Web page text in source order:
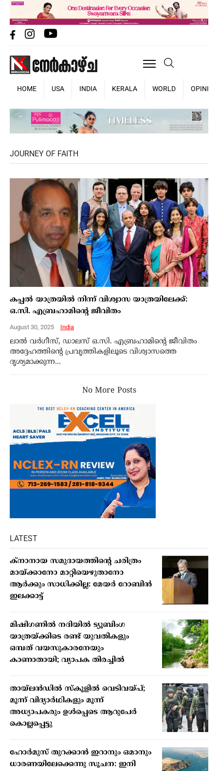
HOME USA INDIA KERALA WORLD OPINION
JOURNEY OF FAITH
കപ്പൽ യാത്രയിൽ നിന്ന് വിശ്വാസ യാത്രയിലേക്ക്:
ഒ.സി. എബ്രഹാമിന്റെ ജീവിതം
August 30, 2025 India
ലാൽ വർഗീസ്, ഡാലസ് ഒ.സി. എബ്രഹാമിന്റെ ജീവിതം
അദ്ദേഹത്തിൻ്റെ പ്രവൃത്തികളിലൂടെ വിശ്വാസത്തെ
ദൃശ്യമാക്കുന്ന...
No More Posts
LATEST
ക്നാനായ സമുദായത്തിന്റെ ചരിത്രം
മായ്ക്കാനോ മാറ്റിയെഴുതാനോ
ആർക്കും സാധിക്കില്ല: മേയർ റോബിൻ
ഇലക്കാട്ട്
മിഷിഗണില്‍ നദിയില്‍ ട്യൂബിംഗ
യാത്രയ്ക്കിടെ രണ്ട് യുവതികളും
ഒമ്പത് വയസുകാരനേയും
കാണാതായി; വ്യാപക തിരച്ചില്‍
തായ്ലന്‍ഡില്‍ സ്‌കൂളില്‍ വെടിവയ്പ്;
മൂന്ന് വിദ്യാര്‍ഥികളും മൂന്ന്
അധ്യാപകരും ഉള്‍പ്പെടെ ആറുപേര്‍
കൊല്ലപ്പെട്ടു
ഹോര്‍മുസ് തുറക്കാന്‍ ഇറാനും ഒമാനും
ധാരണയിലേക്കെന്നു സൂചന: ഇനി